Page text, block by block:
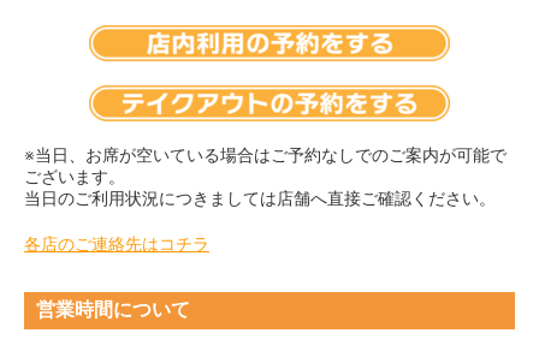
※当日、お席が空いている場合はご予約なしでのご案内が可能で
ございます。
当日のご利用状況につきましては店舗へ直接ご確認ください。
各店のご連絡先はコチラ
営業時間について